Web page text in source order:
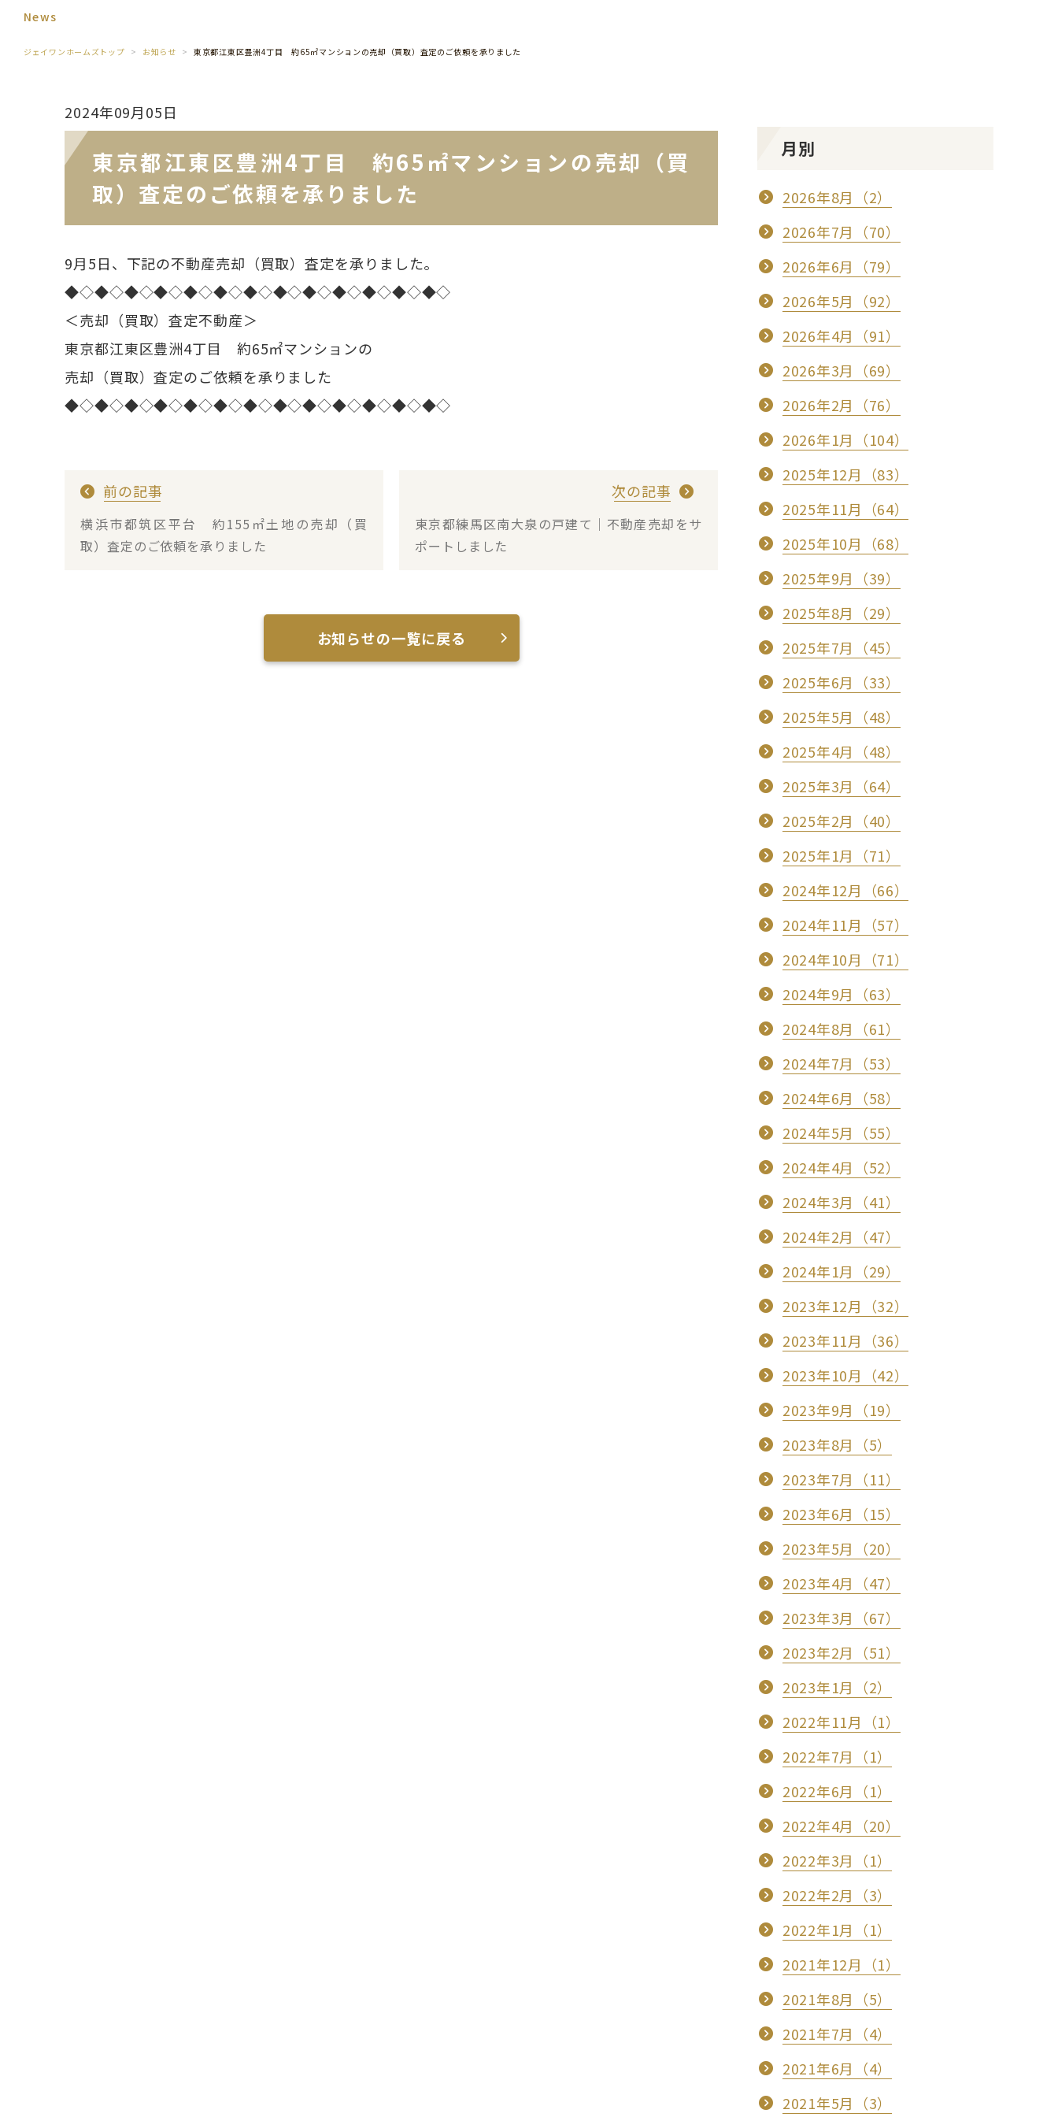
News
ジェイワンホームズトップ お知らせ 東京都江東区豊洲4丁目 約65㎡マンションの売却（買取）査定のご依頼を承りました
2024年09月05日
東京都江東区豊洲4丁目 約65㎡マンションの売却（買
取）査定のご依頼を承りました
9月5日、下記の不動産売却（買取）査定を承りました。
◆◇◆◇◆◇◆◇◆◇◆◇◆◇◆◇◆◇◆◇◆◇◆◇◆◇
＜売却（買取）査定不動産＞
東京都江東区豊洲4丁目 約65㎡マンションの
売却（買取）査定のご依頼を承りました
◆◇◆◇◆◇◆◇◆◇◆◇◆◇◆◇◆◇◆◇◆◇◆◇◆◇
前の記事
横浜市都筑区平台 約155㎡土地の売却（買
取）査定のご依頼を承りました
次の記事
東京都練馬区南大泉の戸建て｜不動産売却をサ
ポートしました
お知らせの一覧に戻る
月別
2026年8月（2）
2026年7月（70）
2026年6月（79）
2026年5月（92）
2026年4月（91）
2026年3月（69）
2026年2月（76）
2026年1月（104）
2025年12月（83）
2025年11月（64）
2025年10月（68）
2025年9月（39）
2025年8月（29）
2025年7月（45）
2025年6月（33）
2025年5月（48）
2025年4月（48）
2025年3月（64）
2025年2月（40）
2025年1月（71）
2024年12月（66）
2024年11月（57）
2024年10月（71）
2024年9月（63）
2024年8月（61）
2024年7月（53）
2024年6月（58）
2024年5月（55）
2024年4月（52）
2024年3月（41）
2024年2月（47）
2024年1月（29）
2023年12月（32）
2023年11月（36）
2023年10月（42）
2023年9月（19）
2023年8月（5）
2023年7月（11）
2023年6月（15）
2023年5月（20）
2023年4月（47）
2023年3月（67）
2023年2月（51）
2023年1月（2）
2022年11月（1）
2022年7月（1）
2022年6月（1）
2022年4月（20）
2022年3月（1）
2022年2月（3）
2022年1月（1）
2021年12月（1）
2021年8月（5）
2021年7月（4）
2021年6月（4）
2021年5月（3）